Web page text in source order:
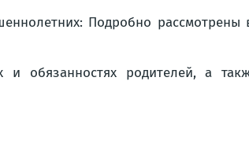
Подробно рассмотрены
и обязанностях родителей, а